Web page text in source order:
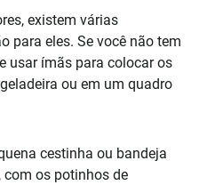
existem várias
para eles. Se você não tem
usar ímãs para colocar os
ou em um quadro
cestinha ou bandeja
com os potinhos de